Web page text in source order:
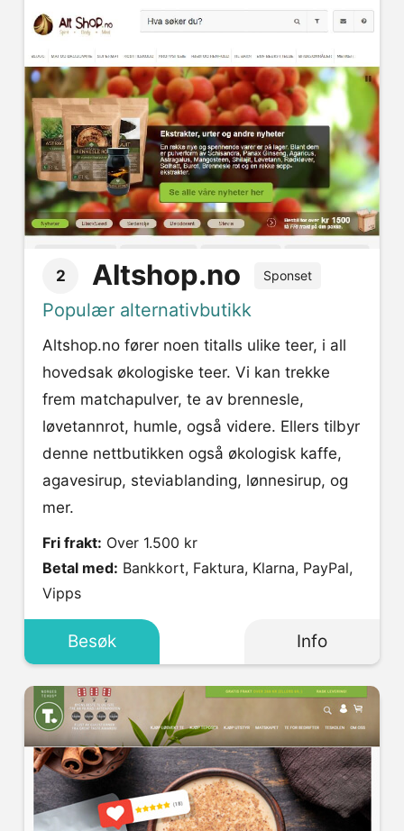
2 Altshop.no Sponset
Populær alternativbutikk
Altshop.no fører noen titalls ulike teer, i all
hovedsak økologiske teer. Vi kan trekke
frem matchapulver, te av brennesle,
løvetannrot, humle, også videre. Ellers tilbyr
denne nettbutikken også økologisk kaffe,
agavesirup, steviablanding, lønnesirup, og
mer.
Fri frakt: Over 1.500 kr
Betal med:
Vipps
Besøk Info